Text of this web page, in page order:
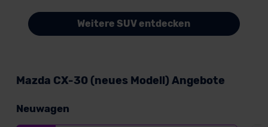
Weitere SUV entdecken
Mazda CX-30 (neues Modell) Angebote
Neuwagen